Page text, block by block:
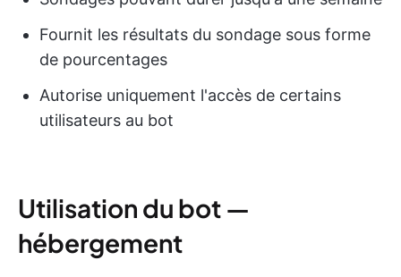
Fournit les résultats du sondage sous forme
de pourcentages
Autorise uniquement l'accès de certains
utilisateurs au bot
Utilisation du bot —
hébergement